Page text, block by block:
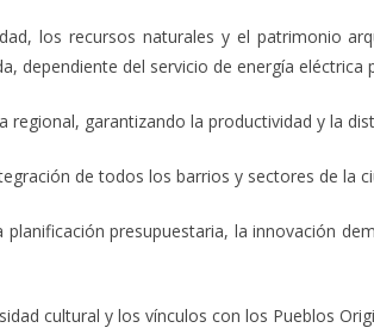
los recursos naturales y el patrimonio
dependiente del servicio de energía eléctrica
garantizando la productividad y la
de todos los barrios y sectores de la
presupuestaria, la innovación
cultural y los vínculos con los Pueblos